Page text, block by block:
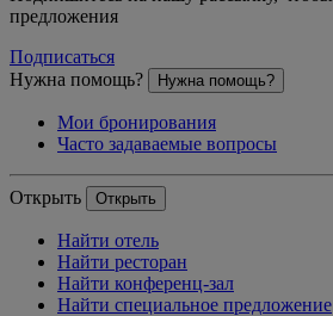
предложения
Подписаться
Нужна помощь?
Нужна помощь?
Мои бронирования
Часто задаваемые вопросы
Открыть Открыть
Найти отель
Найти ресторан
Найти конференц-зал
Найти специальное предложение